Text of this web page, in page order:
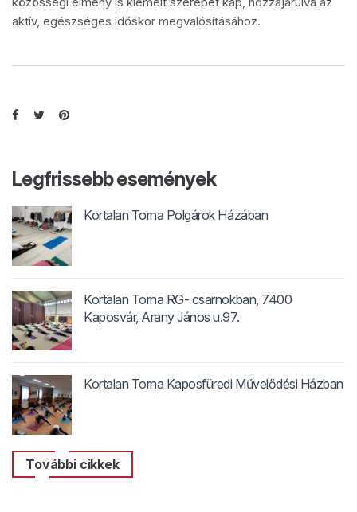
aktív, egészséges időskor megvalósításához.
Legfrissebb események
Kortalan Torna Polgárok Házában
Kortalan Torna RG- csarnokban, 7400
Kaposvár, Arany János u.97.
Kortalan Torna Kaposfüredi Művelődési Házban
További cikkek